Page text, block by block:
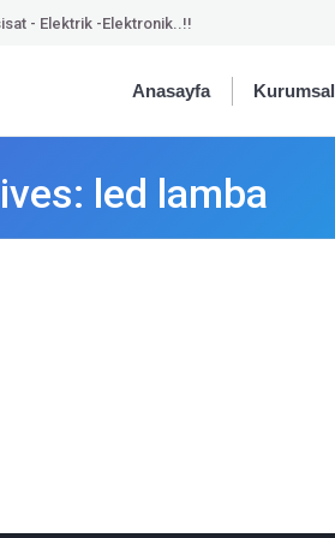
- Elektrik -Elektronik..!!
Anasayfa Kurumsal
led lamba